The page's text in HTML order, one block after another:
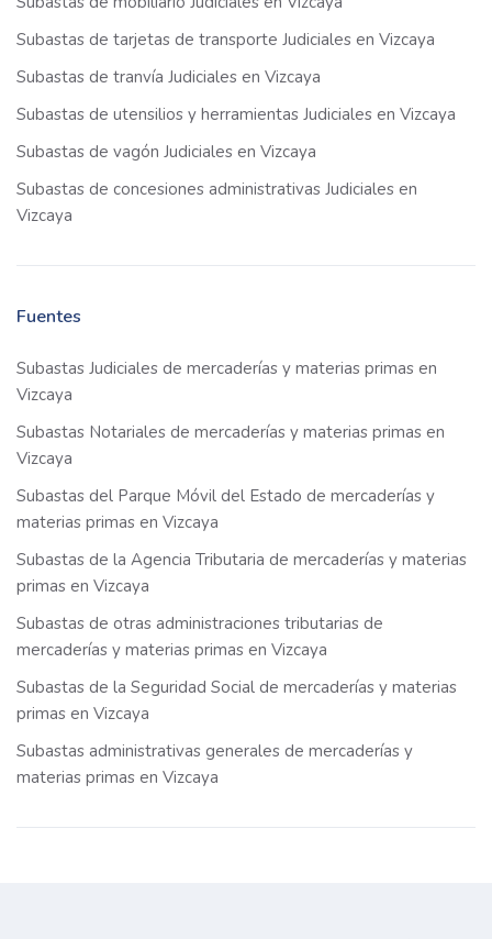
Subastas de tarjetas de transporte Judiciales en Vizcaya
Subastas de tranvía Judiciales en Vizcaya
Subastas de utensilios y herramientas Judiciales en Vizcaya
Subastas de vagón Judiciales en Vizcaya
Subastas de concesiones administrativas Judiciales en
Vizcaya
Fuentes
Subastas Judiciales de mercaderías y materias primas en
Vizcaya
Subastas Notariales de mercaderías y materias primas en
Vizcaya
Subastas del Parque Móvil del Estado de mercaderías y
materias primas en Vizcaya
Subastas de la Agencia Tributaria de mercaderías y materias
primas en Vizcaya
Subastas de otras administraciones tributarias de
mercaderías y materias primas en Vizcaya
Subastas de la Seguridad Social de mercaderías y materias
primas en Vizcaya
Subastas administrativas generales de mercaderías y
materias primas en Vizcaya